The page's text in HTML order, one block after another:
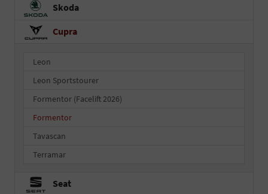
Skoda
Cupra
Leon
Leon Sportstourer
Formentor (Facelift 2026)
Formentor
Tavascan
Terramar
Seat